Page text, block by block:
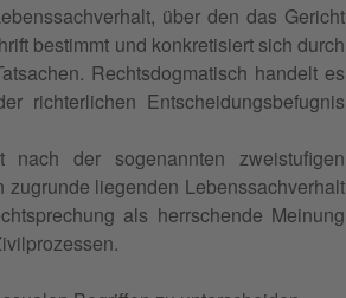
über den das Gericht
bestimmt und konkretisiert sich durch
Rechtsdogmatisch handelt es
richterlichen Entscheidungsbefugnis
nach der sogenannten zweistufigen
liegenden Lebenssachverhalt
als herrschende Meinung